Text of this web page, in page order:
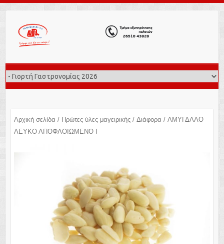
Αρχική σελίδα / Πρώτες ύλες μαγειρικής/ Διάφορα / ΑΜΥΓΔΑΛΟ
ΛΕΥΚΟ ΑΠΟΦΛΟΙΩΜΕΝΟ Ι